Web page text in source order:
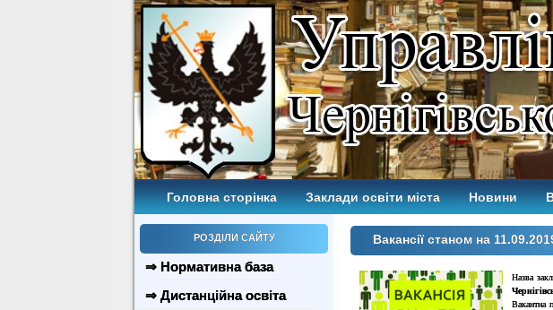
Головна сторінка Заклади освіти міста Новини
РОЗДІЛИ САЙТУ
⇒ Нормативна база
⇒ Дистанційна освіта
Вакансії станом на
Назва
Вакантна